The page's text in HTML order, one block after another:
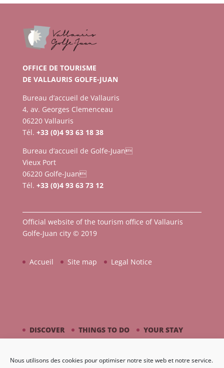
Nous utilisons des cookies pour optimiser notre site web et notre service.
OFFICE DE TOURISME
DE VALLAURIS GOLFE-JUAN
Bureau d’accueil de Vallauris
4, av. Georges Clemenceau
06220 Vallauris
Tél. +33 (0)4 93 63 18 38
Bureau d’accueil de Golfe-Juan
Vieux Port
06220 Golfe-Juan
Tél. +33 (0)4 93 63 73 12
Official website of the tourism office of Vallauris
Golfe-Juan city © 2019
Accueil Site map Legal Notice
DISCOVER THINGS TO DO
YOUR STAY